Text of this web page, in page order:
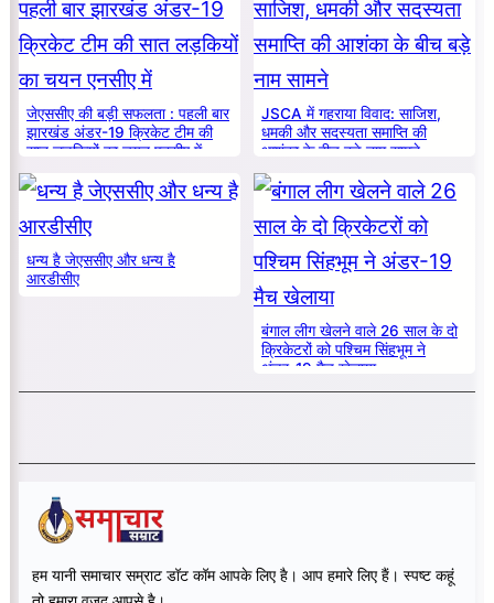
जेएससीए की बड़ी सफलता : पहली बार
झारखंड अंडर-19 क्रिकेट टीम की
सात लड़कियों का चयन एनसीए में
JSCA में गहराया विवाद: साजिश,
धमकी और सदस्यता समाप्ति की
आशंका के बीच बड़े नाम सामने
धन्य है जेएससीए और धन्य है
आरडीसीए
बंगाल लीग खेलने वाले 26 साल के दो
क्रिकेटरों को पश्चिम सिंहभूम ने
अंडर-19 मैच खेलाया
हम यानी समाचार सम्राट डॉट कॉम आपके लिए है। आप हमारे लिए हैं। स्पष्ट कहूं